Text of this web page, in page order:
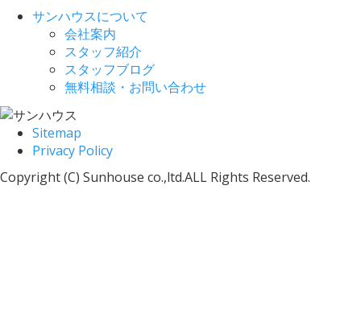
サンハウスについて
会社案内
スタッフ紹介
スタッフブログ
無料相談・お問い合わせ
Sitemap
Privacy Policy
Copyright (C) Sunhouse co.,ltd.ALL Rights Reserved.